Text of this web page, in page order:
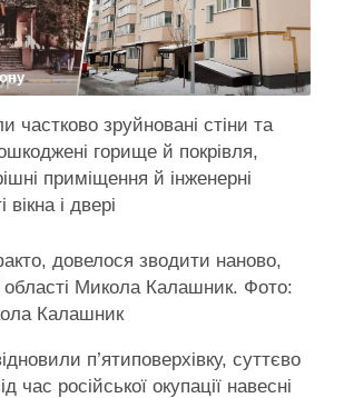
частково зруйновані стіни та
горище й покрівля,
приміщення й інженерні
і двері
довелося зводити наново,
області Микола Калашник. Фото:
Калашник
п’ятиповерхівку, суттєво
час російської окупації навесні